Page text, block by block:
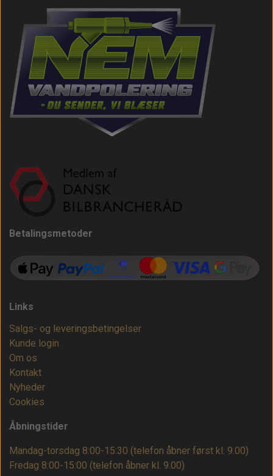
Betalingsmetoder
Links
Salgs- og leveringsbetingelser
Kunde login
Om os
Kontakt
Nyheder
Cookies
Åbningstider
Mandag-torsdag 8:00-15:30 (telefon åbner først kl. 9.00)
Fredag 8:00-15:00 (telefon åbner kl. 9.00)